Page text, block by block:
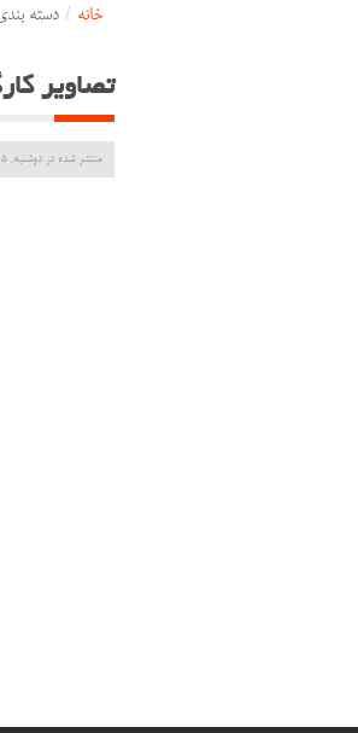
خانه / دسته
تصاویر
منتشر شده در دوشنبه, 05 دی 1401 08:47